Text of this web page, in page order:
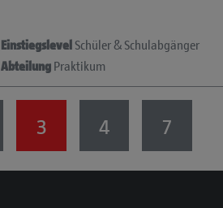
Einstiegslevel Schüler & Schulabgänger
Abteilung Praktikum
3 4 7